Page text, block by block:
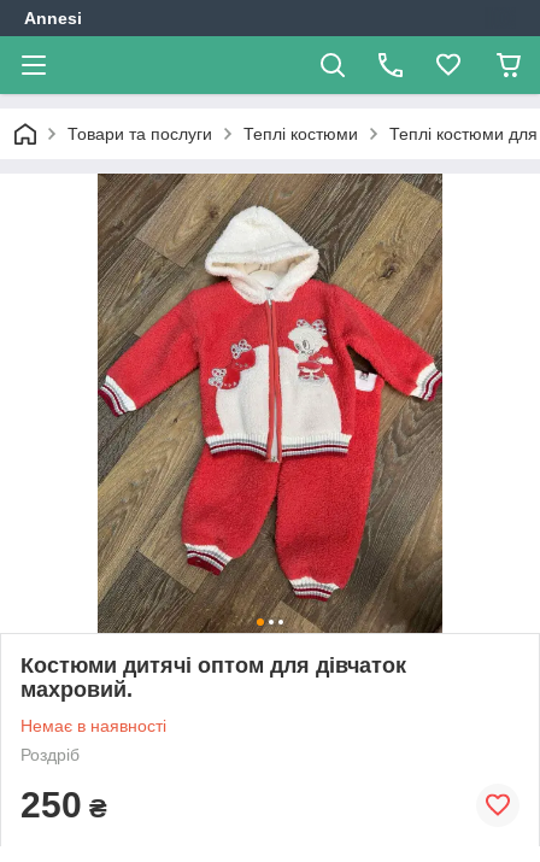
Annesi
Товари та послуги Теплі костюми Теплі костюми для
Костюми дитячі оптом для дівчаток
махровий.
Немає в наявності
Роздріб
250 ₴